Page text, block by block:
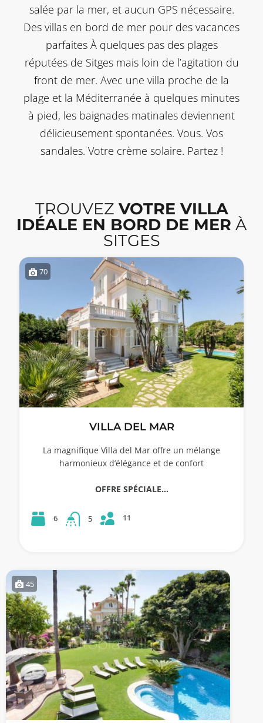
salée par la mer, et aucun GPS nécessaire.
Des villas en bord de mer pour des vacances
parfaites À quelques pas des plages
réputées de Sitges mais loin de l’agitation du
front de mer. Avec une villa proche de la
plage et la Méditerranée à quelques minutes
à pied, les baignades matinales deviennent
délicieusement spontanées. Vous. Vos
sandales. Votre crème solaire. Partez !
TROUVEZ VOTRE VILLA
IDÉALE EN BORD DE MER À
SITGES
70
VILLA DEL MAR
La magnifique Villa del Mar offre un mélange
harmonieux d’élégance et de confort
OFFRE SPÉCIALE…
6 5 11
45